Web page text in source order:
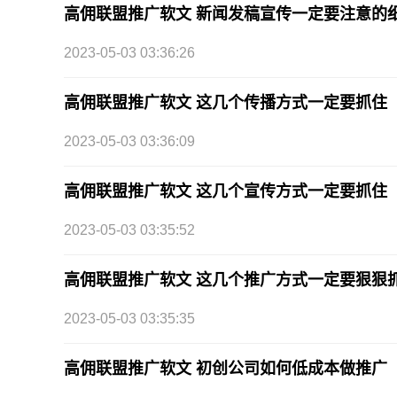
高佣联盟推广软文 新闻发稿宣传一定要注意的
2023-05-03 03:36:26
高佣联盟推广软文 这几个传播方式一定要抓住
2023-05-03 03:36:09
高佣联盟推广软文 这几个宣传方式一定要抓住
2023-05-03 03:35:52
高佣联盟推广软文 这几个推广方式一定要狠狠
2023-05-03 03:35:35
高佣联盟推广软文 初创公司如何低成本做推广